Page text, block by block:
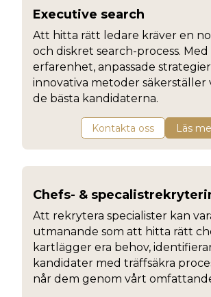
Executive search
Att hitta rätt ledare kräver en
och diskret search-process. Med
erfarenhet, anpassade
innovativa metoder säkerställer
de bästa kandidaterna.
Kontakta oss Läs
Chefs- &
Att rekrytera specialister kan
utmanande som att hitta rätt
kartlägger era behov,
kandidater med träffsäkra
når dem genom vårt